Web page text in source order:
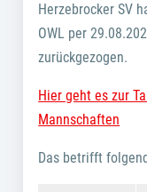
Herzebrocker SV
OWL per
zurückgezogen.
Hier geht es zur
Mannschaften
Das betrifft